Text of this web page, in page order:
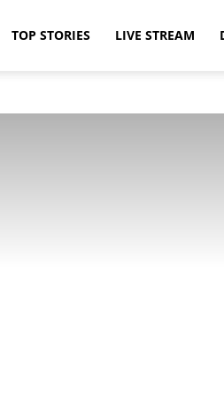
TOP STORIES LIVE STREAM